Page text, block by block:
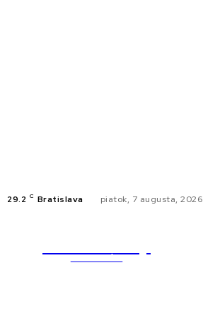
29.2 C Bratislava piatok, 7 augusta, 2026